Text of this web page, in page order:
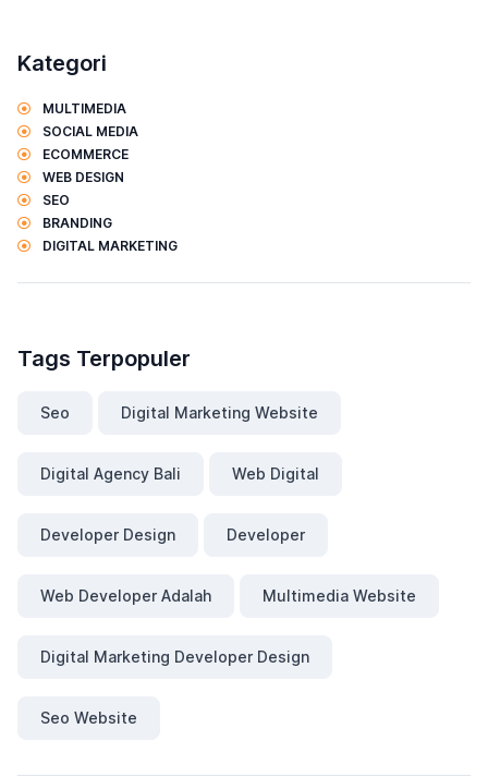
Kategori
MULTIMEDIA
SOCIAL MEDIA
ECOMMERCE
WEB DESIGN
SEO
BRANDING
DIGITAL MARKETING
Tags Terpopuler
Seo Digital Marketing Website
Digital Agency Bali Web Digital
Developer Design Developer
Web Developer Adalah Multimedia Website
Digital Marketing Developer Design
Seo Website